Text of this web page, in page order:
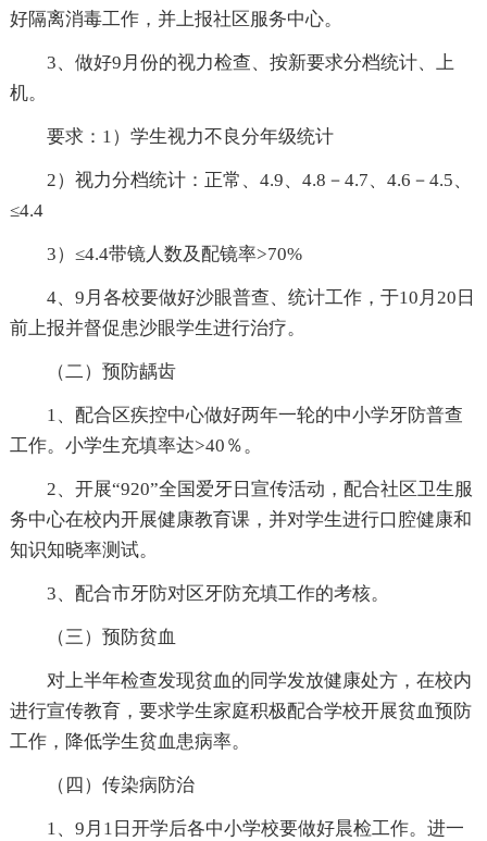
好隔离消毒工作，并上报社区服务中心。
3、做好9月份的视力检查、按新要求分档统计、上
机。
要求：1）学生视力不良分年级统计
2）视力分档统计：正常、4.9、4.8－4.7、4.6－4.5、
≤4.4
3）≤4.4带镜人数及配镜率>70%
4、9月各校要做好沙眼普查、统计工作，于10月20日
前上报并督促患沙眼学生进行治疗。
（二）预防龋齿
1、配合区疾控中心做好两年一轮的中小学牙防普查
工作。小学生充填率达>40％。
2、开展“920”全国爱牙日宣传活动，配合社区卫生服
务中心在校内开展健康教育课，并对学生进行口腔健康和
知识知晓率测试。
3、配合市牙防对区牙防充填工作的考核。
（三）预防贫血
对上半年检查发现贫血的同学发放健康处方，在校内
进行宣传教育，要求学生家庭积极配合学校开展贫血预防
工作，降低学生贫血患病率。
（四）传染病防治
1、9月1日开学后各中小学校要做好晨检工作。进一